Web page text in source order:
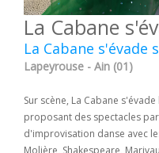
La Cabane
La Cabane s'évade
Lapeyrouse - Ain (01)
Sur scène, La Cabane
proposant des spectacles
d'improvisation danse avec